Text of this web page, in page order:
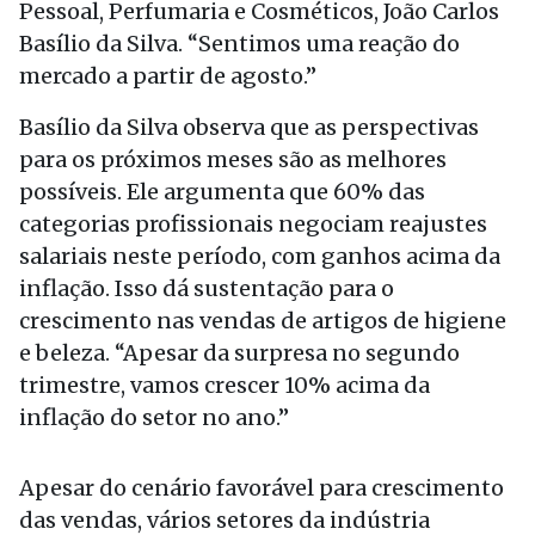
Pessoal, Perfumaria e Cosméticos, João Carlos
Basílio da Silva. “Sentimos uma reação do
mercado a partir de agosto.”
Basílio da Silva observa que as perspectivas
para os próximos meses são as melhores
possíveis. Ele argumenta que 60% das
categorias profissionais negociam reajustes
salariais neste período, com ganhos acima da
inflação. Isso dá sustentação para o
crescimento nas vendas de artigos de higiene
e beleza. “Apesar da surpresa no segundo
trimestre, vamos crescer 10% acima da
inflação do setor no ano.”
Apesar do cenário favorável para crescimento
das vendas, vários setores da indústria